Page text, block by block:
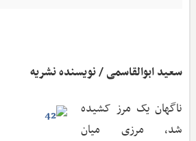
سعید ابوالقاسمی / نویسنده نشریه
ناگهان یک مرز کشیده
شد، مرزی میان